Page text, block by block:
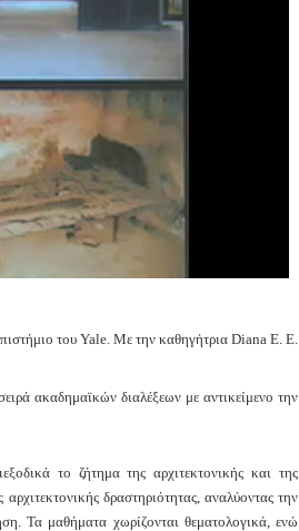
του Yale. Με την καθηγήτρια Diana E. E.
ακαδημαϊκών διαλέξεων με αντικείμενο την
το ζήτημα της αρχιτεκτονικής και της
δραστηριότητας, αναλύοντας την
Τα μαθήματα χωρίζονται θεματολογικά, ενώ